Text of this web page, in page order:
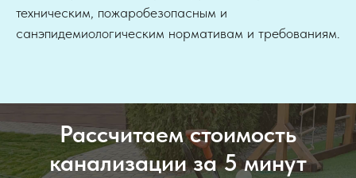
техническим, пожаробезопасным и
санэпидемиологическим нормативам и требованиям.
Рассчитаем стоимость
канализации за 5 минут